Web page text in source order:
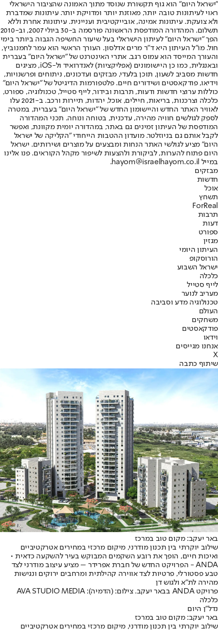
"ישראל היום" הוא גוף תקשורת שנוסד מתוך האמונה שהציבור הישראלי
ראוי לעיתונות טובה יותר, מאוזנת יותר ומדויקת יותר. עיתונות שמדברת
ולא צועקת. עיתונות אמינה, אובייקטיבית ועניינית. עיתונות אחרת וללא
תשלום. המהדורה המודפסת הראשונה פורסמה ב-30 ביולי 2007, וב-2010
הפך "ישראל היום" לעיתון הישראלי בעל שיעור החשיפה הגבוה ביותר בימי
חול. מו"ל העיתון היא ד"ר מרים אדלסון. העורך הראשי הוא עמר לחמנוביץ,
והעורך המייסד הוא עמוס רגב. אתרי האינטרנט של "ישראל היום" בעברית
ובאנגלית, כמו כן היישומונים (אפליקציות) לאנדרואיד ול-iOS, מציגים
חדשות מסביב לשעון, תוכן בלעדי, מבזקים ועדכונים, ניתוחים ופרשנויות,
וידיאו, פודקאסטים ושידורים חיים. פלטפורמות הדיגיטל של "ישראל היום"
כוללות ערוצי חדשות ודעות, תרבות ובידור, לייף סטייל, טכנולוגיה, ספורט,
כלכלה וצרכנות, בריאות, חיילים, אוכל, יהדות, תיירות ורכב. ב-2021 עלו
לאוויר האתר החדש והיישומון החדש של "ישראל היום" בעברית, במטרה
לספק לגולשים חוויה מהירה, עדכנית, בטוחה ונוחה. תכני המהדורה
המודפסת של העיתון זמינים גם באתר, במהדורה יומית מקוונת, ואפשר
לקבל אותם גם בניוזלטר. מועדון ההטבות הייחודי "הקליקה של ישראל
היום" מציע לגולשי האתר הנחות ומבצעים על מוצרים ושירותים. ישראל
היום פתוח להערות, לביקורת ולהצעות לשיפור מקהל הקוראים. פנו אלינו
במייל hayom@israelhayom.co.il.
מבזקים
חדשות
אוכל
תשחץ
ForReal
תרבות
דעות
ספורט
מגזין
העיתון היומי
הורוסקופ
ישראל השבוע
כלכלה
לייף סטייל
מעריב לנוער
טכנולוגיה מדע וסביבה
העולם
משחקים
פודקאסטים
וידאו
אנחנו מגייסים
X
שיתוף כתבה
באר יעקב: מקום טוב במרכז
שילוב יוקרתי בין תכנון מודרני, מיקום מרכזי במחירים אטרקטיביים
ואיכות חיים, הופך את רובע השקמים המבוקש בעיר להשקעה כדאית •
ANDA - הפרויקט החדש של חברת אפרידר – מציע עיצוב מודרני לצד
טבע פסטורלי, פרטיות לצד אווירה קהילתית ומרחבים ירוקים ונגישות
מהירה לת"א ולגוש דן
פרויקט ANDA בבאר יעקב. צילום: (הדמיה): AVA STUDIO MEDIA
כלכלה
נדל"ן היום
באר יעקב: מקום טוב במרכז
שילוב יוקרתי בין תכנון מודרני, מיקום מרכזי במחירים אטרקטיביים